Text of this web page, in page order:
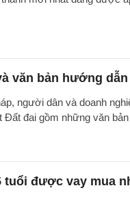
văn bản hướng
người dân và doanh
Đất đai gồm những văn
được vay mua